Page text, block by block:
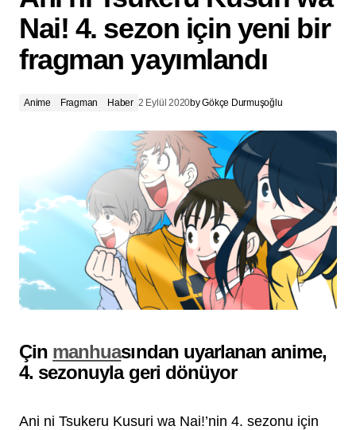
Nai! 4. sezon için yeni bir
fragman yayımlandı
Anime Fragman Haber 2 Eylül 2020byGökçe Durmuşoğlu
Çin manhuasından uyarlanan anime,
4. sezonuyla geri dönüyor
Ani ni Tsukeru Kusuri wa Nai!’nin 4. sezonu için